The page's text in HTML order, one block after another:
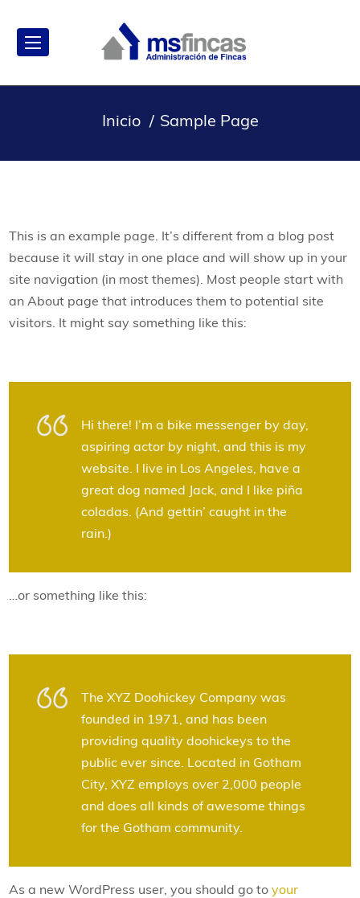
Inicio Sample Page
This is an example page. It’s different from a blog post
because it will stay in one place and will show up in your
site navigation (in most themes). Most people start with
an About page that introduces them to potential site
visitors. It might say something like this:
Hi there! I’m a bike messenger by day,
aspiring actor by night, and this is my
website. I live in Los Angeles, have a
great dog named Jack, and I like piña
coladas. (And gettin’ caught in the
rain.)
…or something like this:
The XYZ Doohickey Company was
founded in 1971, and has been
providing quality doohickeys to the
public ever since. Located in Gotham
City, XYZ employs over 2,000 people
and does all kinds of awesome things
for the Gotham community.
As a new WordPress user, you should go toyour